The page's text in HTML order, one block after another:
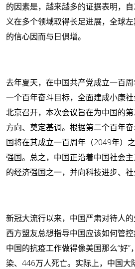
的因素是，越来越多的证据表明，
义在多个领域取得长足进展，全球
的信心因而与日俱增。
去年夏天，在中国共产党成立一百
一个百年奋斗目标，全面建成小康
北京召开，本次会议旨在为中国的
方向、奠定基调。根据第二个百年
国将在其成立一百周年（2049年）
强国。总之，中国正沿着中国社会
的经济强国之一，并向科技进步、社
新冠大流行以来，中国严肃对待人
西方盟友总想指导中国应该如何管
中国的抗疫工作做得像美国那么“好
染、446万人死亡。实际上，中国